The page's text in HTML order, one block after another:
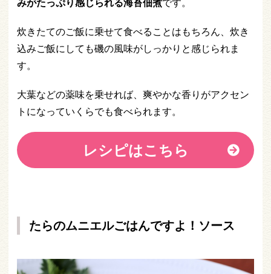
炊きたてのご飯に乗せて食べることはもちろん、炊き
込みご飯にしても磯の風味がしっかりと感じられま
す。
大葉などの薬味を乗せれば、爽やかな香りがアクセン
トになっていくらでも食べられます。
レシピはこちら
たらのムニエルごはんですよ！ソース